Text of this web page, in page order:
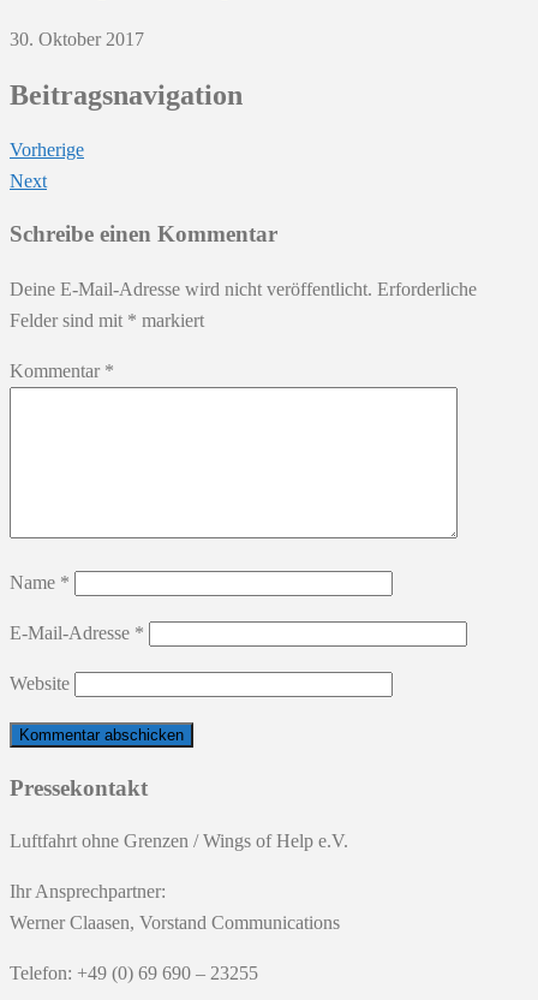
30. Oktober 2017
Beitragsnavigation
Vorherige
Next
Schreibe einen Kommentar
Deine E-Mail-Adresse wird nicht veröffentlicht. Erforderliche
Felder sind mit * markiert
Kommentar *
Name *
E-Mail-Adresse *
Website
Pressekontakt
Luftfahrt ohne Grenzen / Wings of Help e.V.
Ihr Ansprechpartner:
Werner Claasen, Vorstand Communications
Telefon: +49 (0) 69 690 – 23255